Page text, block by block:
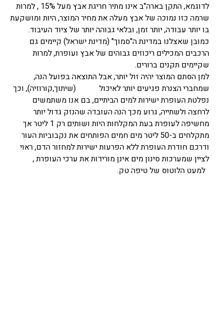
לדוגמא, התקן בארה"ב אינו מתיר חריגת אבץ מעל 15% , למרות
שרמה כזו נמוכה של אבץ מעלה את מחיר המוצר, היות ומושקעת
בו יותר עבודה, יותר זמן, ובלאי גבוהה יותר של ציוד העיבוד.
כמובן שאצלנו במדינת ה"סמוך" (מדינת ישראל) קיימים גם
הרכבים המכילים ריכוזים גבוהים של אבץ ועופרת, למרות
שקיימים תקנים ברורים.
למן הסתם המוצר יהיה זול יותר, אבל התוצאה בפועל הנה,
שמחברי הצנרת פגיעים יותר לאיכול (שיתוך,קורוזיה), וכך
נפלטת העופרת ישירות למים הביתיים, בם אנו משתמשים
לרחצה ולשתייה, גרוע מכך הנה העובדה שהנזק גדול יותר
מחשיפה לעופרת בעת המקלחות היות ושותים רק 1 ליטר אך
מתקלחים ב-50 ליטר מים חמים הפותחים את נקבוביות העור
ודרכם חודרת העופרת ללא הפרעות ישירות למחזור הדם, ראוי
לציין שמערכות סינון מים אינן מורידות את ערכי העופרת ,
למעט הלוטוס של טיפה טק.